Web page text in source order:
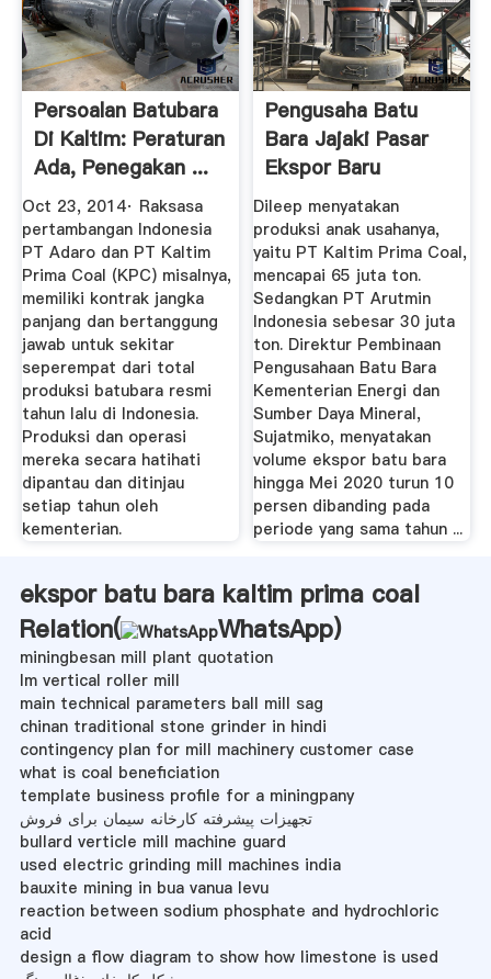
Persoalan Batubara
Di Kaltim: Peraturan
Ada, Penegakan ...
Oct 23, 2014· Raksasa
pertambangan Indonesia
PT Adaro dan PT Kaltim
Prima Coal (KPC) misalnya,
memiliki kontrak jangka
panjang dan bertanggung
jawab untuk sekitar
seperempat dari total
produksi batubara resmi
tahun lalu di Indonesia.
Produksi dan operasi
mereka secara hatihati
dipantau dan ditinjau
setiap tahun oleh
kementerian.
Pengusaha Batu
Bara Jajaki Pasar
Ekspor Baru
Ekonomi Dan ...
Dileep menyatakan
produksi anak usahanya,
yaitu PT Kaltim Prima Coal,
mencapai 65 juta ton.
Sedangkan PT Arutmin
Indonesia sebesar 30 juta
ton. Direktur Pembinaan
Pengusahaan Batu Bara
Kementerian Energi dan
Sumber Daya Mineral,
Sujatmiko, menyatakan
volume ekspor batu bara
hingga Mei 2020 turun 10
persen dibanding pada
periode yang sama tahun ...
ekspor batu bara kaltim prima coal
Relation(
WhatsApp)
miningbesan mill plant quotation
lm vertical roller mill
main technical parameters ball mill sag
chinan traditional stone grinder in hindi
contingency plan for mill machinery customer case
what is coal beneficiation
template business profile for a miningpany
تجهیزات پیشرفته کارخانه سیمان برای فروش
bullard verticle mill machine guard
used electric grinding mill machines india
bauxite mining in bua vanua levu
reaction between sodium phosphate and hydrochloric
acid
design a flow diagram to show how limestone is used